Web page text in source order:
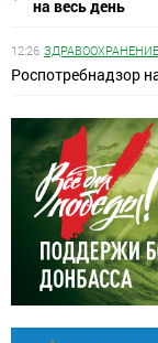
на весь день
12:26 ЗДРАВООХРАНЕНИЕ
Роспотребнадзор